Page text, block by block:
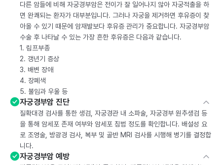
다른 암들에 비해 자궁경부암은 전이가 잘 일어나지 않아 자궁적출을 하
면 완쾌되는 환자가 대부분입니다. 그러나 자궁을 제거하면 후유증이 찾
아올 수 있기 때문에 암재발보다 후유증 관리가 중요합니다. 자궁경부암
수술 후 나타날 수 있는 가장 흔한 후유증은 다음과 같습니다.
1. 림프부종
2. 갱년기 증상
3. 배변 장애
4. 장폐색
5. 불임과 우울 등
자궁경부암 진단
질확대경 검사를 통한 생검, 자궁경관 내 소파술, 자궁경부 원추생검 등
을 통해 암세포 존재 여부와 암세포 침범 정도를 확인합니다. 배설성 요
로 조영술, 방광경 검사, 복부 및 골반 MRI 검사를 시행해 병기를 결정합
니다.
자궁경부암 예방